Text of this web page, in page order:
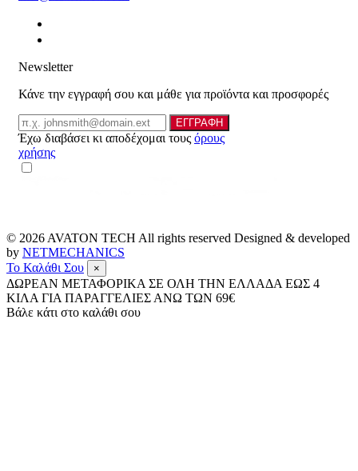
Newsletter
Κάνε την εγγραφή σου και μάθε για προϊόντα και προσφορές
Email
ΕΓΓΡΑΦΗ
Έχω διαβάσει κι αποδέχομαι τους όρους
χρήσης
© 2026 AVATON TECH All rights reserved Designed & developed
by NETMECHANICS
Το Καλάθι Σου
×
ΔΩΡΕΑΝ ΜΕΤΑΦΟΡΙΚΑ ΣΕ ΟΛΗ ΤΗΝ ΕΛΛΑΔΑ ΕΩΣ 4
ΚΙΛΑ ΓΙΑ ΠΑΡΑΓΓΕΛΙΕΣ ΑΝΩ ΤΩΝ 69€
Βάλε κάτι στο καλάθι σου